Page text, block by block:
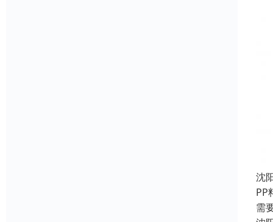
沈
PP
需